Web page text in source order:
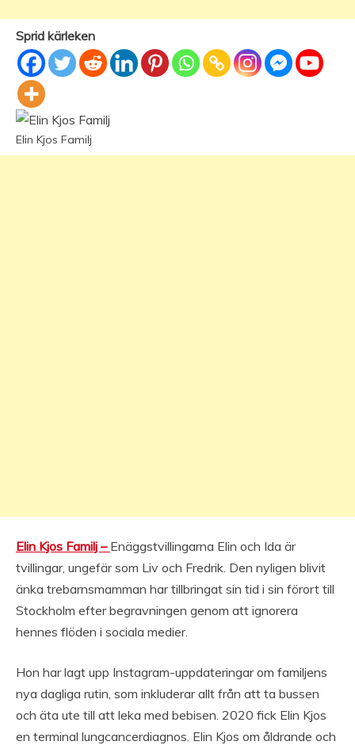
Sprid kärleken
Elin Kjos Familj
Elin Kjos Familj – Enäggstvillingarna Elin och Ida är
tvillingar, ungefär som Liv och Fredrik. Den nyligen blivit
änka trebarnsmamman har tillbringat sin tid i sin förort till
Stockholm efter begravningen genom att ignorera
hennes flöden i sociala medier.
Hon har lagt upp Instagram-uppdateringar om familjens
nya dagliga rutin, som inkluderar allt från att ta bussen
och äta ute till att leka med bebisen. 2020 fick Elin Kjos
en terminal lungcancerdiagnos. Elin Kjos om åldrande och